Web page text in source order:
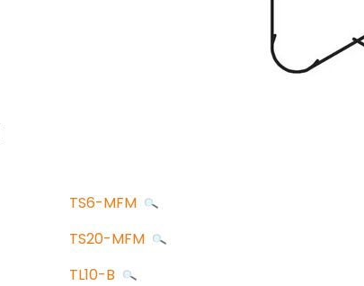
TS6-MFM
TS20-MFM
TL10-B